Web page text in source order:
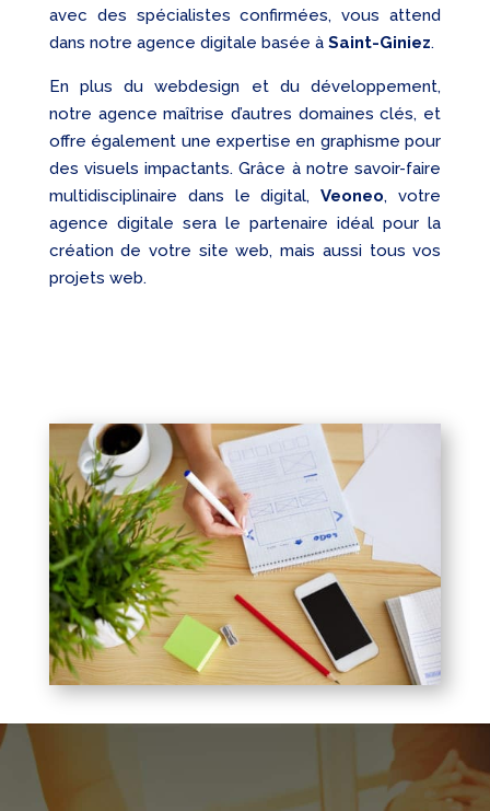
avec des spécialistes confirmées, vous attend
dans notre agence digitale basée à Saint-Giniez.
En plus du webdesign et du développement,
notre agence maîtrise d’autres domaines clés, et
offre également une expertise en graphisme pour
des visuels impactants. Grâce à notre savoir-faire
multidisciplinaire dans le digital,Veoneo, votre
agence digitale sera le partenaire idéal pour la
création de votre site web, mais aussi tous vos
projets web.